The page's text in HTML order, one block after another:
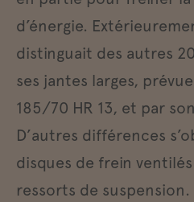
d’énergie.
distinguait des autres
ses jantes larges,
185/70 HR 13, et par
D’autres différences
disques de frein
ressorts de